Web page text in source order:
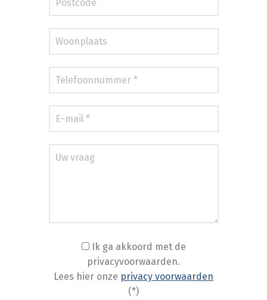
Ik ga akkoord met de
privacyvoorwaarden.
Lees hier onze privacy voorwaarden
(*)